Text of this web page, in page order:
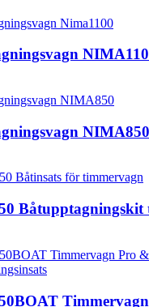
NIMA850
Båtupptagningskit